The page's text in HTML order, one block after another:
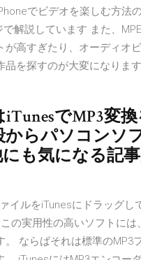
でビデオを楽しむ方法
解説しています また、
高すぎたり、オーディオ
を探すのが大変になりま
でMP3変
らパソコンソ
も気になる記
イルをiTunesにドラッグ
の実用性の高いソフトには
ならばそれは標準のMP3